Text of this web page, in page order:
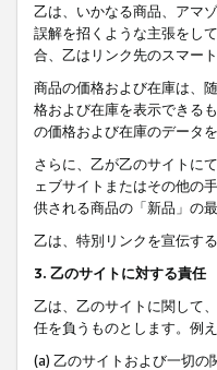
乙は、いかなる商品、アマ
誤解を招くような主張をし
合、乙はリンク先のスマー
商品の価格および在庫は、
格および在庫を表示できる
の価格および在庫のデータを
さらに、乙が乙のサイトに
ェブサイトまたはその他の
供される商品の「新品」の
乙は、特別リンクを宣伝す
3. 乙のサイトに対する責任
乙は、乙のサイトに関して
任を負うものとします。例
(a) 乙のサイトおよび一切の